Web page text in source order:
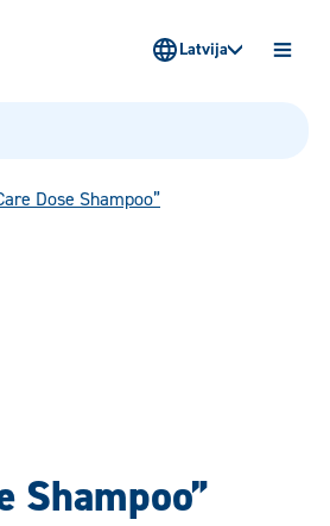
Latvija
Shampoo”